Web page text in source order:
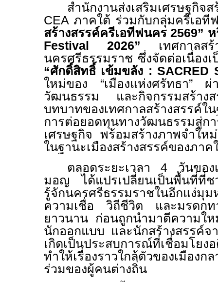
สำนักงานส่งเสริมเศรษฐกิจ
CEA ภาคใต้ ร่วมกับกลุ่มครีเอ
สร้างสรรค์ครีเอทีฟนคร 2569”
Festival 2026” เทศกาลสร้
นครศรีธรรมราช ซึ่งจัดต่อเนื่อง
“ศักดิ์สิทธิ์ เข้มขลัง : SACRED
ใหม่ของ “เมืองแห่งศรัทธา”
วัฒนธรรม และกิจกรรมสร้าง
บทบาทของเทศกาลสร้างสรรค์ใ
การต่อยอดทุนทางวัฒนธรรมสู่กา
เศรษฐกิจ พร้อมสร้างภาพจำให
ในฐานะเมืองสร้างสรรค์ของภาค
ตลอดระยะเวลา 4 วันขอ
มอญ ได้แปรเปลี่ยนเป็นพื้นที่ที่ช
รู้จักนครศรีธรรมราชในอีกแง่มุม
ความเชื่อ วิถีชีวิต และมรดกท
ยาวนาน ก่อนถูกนำมาตีความใ
นักออกแบบ และนักสร้างสรรค์จ
เกิดเป็นประสบการณ์ที่เชื่อมโย
ทำให้เรื่องราวใกล้ตัวของเมืองก
ร่วมของผู้คนต่างถิ่น